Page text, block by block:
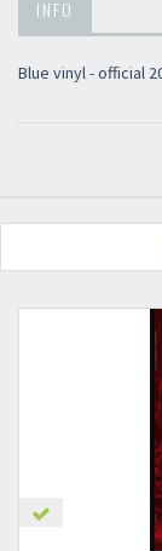
INFO
Blue vinyl - official